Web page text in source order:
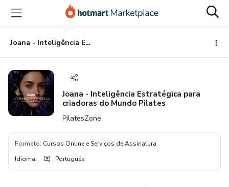
para
conteúdo
principal
para
pagamento
para
rodapé
Joana - Inteligência Estratégica para criadoras do Mundo Pilates
Joana - Inteligência Estratégica para
criadoras do Mundo Pilates
PilatesZone
Formato: Cursos Online e Serviços de Assinatura
Idioma: Português